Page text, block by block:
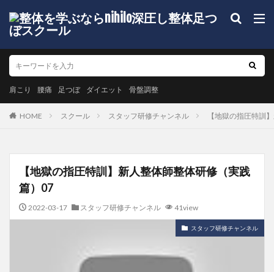
肩こり 腰痛 足つぼ ダイエット 骨盤調整
HOME スクール スタッフ研修チャンネル 【地獄の指圧特訓
【地獄の指圧特訓】新人整体師整体研修（実践
篇）07
2022-03-17 スタッフ研修チャンネル 41view
スタッフ研修チャンネル